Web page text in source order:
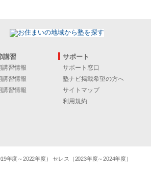
講習
講習情報
講習情報
講習情報
サポート
サポート窓口
塾ナビ掲載希望の方へ
サイトマップ
利用規約
度～2022年度） セレス（2023年度～2024年度）